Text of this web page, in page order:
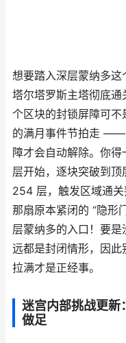
想要踏入深层蒙纳多
塔尔塔罗斯主塔彻底
个区块的封锁屏障可
的满月事件节拍走 ——
障才会自动解除。你
层开始，逐块突破到
254 层，触发区域通
那扇原本紧闭的 “隐形
层蒙纳多的入口！要
远都是封闭情形，因
拉满才是正经事。
迷宫内部挑战更新
做足